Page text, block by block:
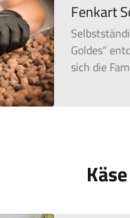
Fenkart
Goldes“
sich die
Käse